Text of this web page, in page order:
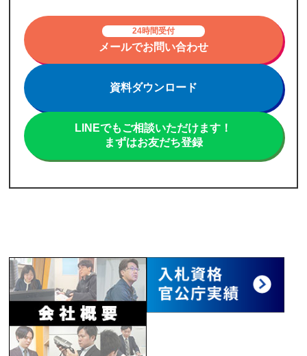
24時間受付
メールでお問い合わせ
資料ダウンロード
LINEでもご相談いただけます！
まずはお友だち登録